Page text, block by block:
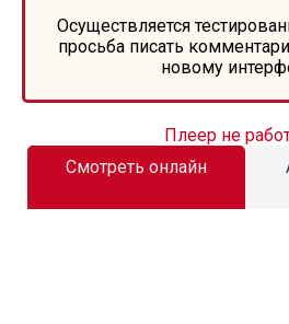
Осуществляется
просьба писать
новому
Смотреть онлайн
Плеер не